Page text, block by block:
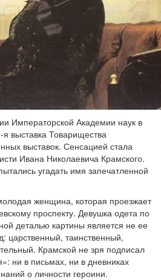
Императорской Академии наук в
выставка Товарищества
выставок. Сенсацией стала
Ивана Николаевича Крамского.
угадать имя запечатленной
женщина, которая проезжает
проспекту. Девушка одета по
деталью картины является не ее
царственный, таинственный,
Крамской не зря подписал
ни в письмах, ни в дневниках
о личности героини.